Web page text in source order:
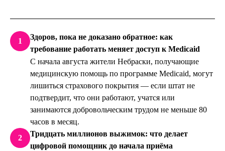
1
Здоров, пока не доказано обратное: как
требование работать меняет доступ к Medicaid
С начала августа жители Небраски, получающие
медицинскую помощь по программе Medicaid, могут
лишиться страхового покрытия — если штат не
подтвердит, что они работают, учатся или
занимаются добровольческим трудом не меньше 80
часов в месяц.
2
Тридцать миллионов выжимок: что делает
цифровой помощник до начала приёма